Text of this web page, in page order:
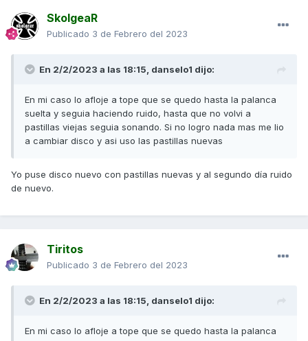
SkolgeaR
Publicado 3 de Febrero del 2023
En 2/2/2023 a las 18:15, danselo1 dijo:
En mi caso lo afloje a tope que se quedo hasta la palanca
suelta y seguia haciendo ruido, hasta que no volvi a
pastillas viejas seguia sonando. Si no logro nada mas me lio
a cambiar disco y asi uso las pastillas nuevas
Yo puse disco nuevo con pastillas nuevas y al segundo día ruido
de nuevo.
Tiritos
Publicado 3 de Febrero del 2023
En 2/2/2023 a las 18:15, danselo1 dijo:
En mi caso lo afloje a tope que se quedo hasta la palanca